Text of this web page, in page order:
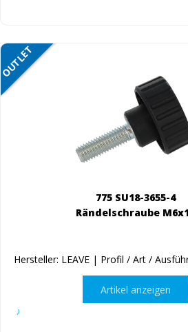
NETTO
OUTLET
775 SU18-3655-4
Rändelschraube
Hersteller: LEAVE | Profil / Art /
Artikel anzeigen